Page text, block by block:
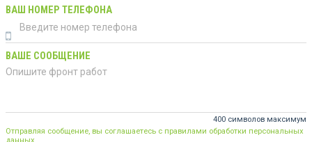
ВАШ НОМЕР ТЕЛЕФОНА
ВАШЕ СООБЩЕНИЕ
400 символов максимум
Отправляя сообщение, вы соглашаетесь с правилами обработки персональных